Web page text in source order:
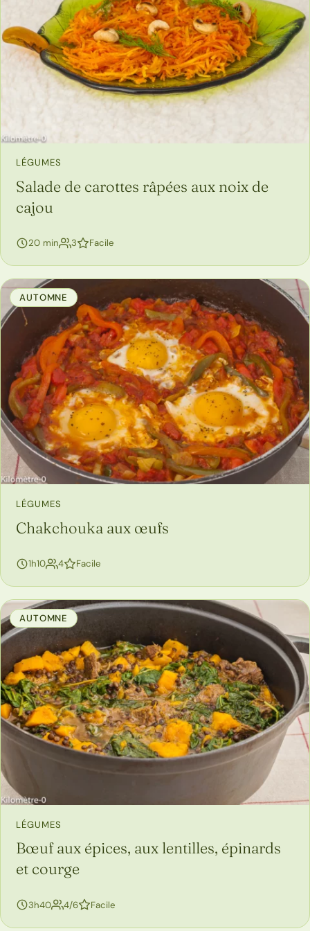
LÉGUMES
Salade de carottes râpées aux noix de
cajou
20 min 3personnes
Facile
AUTOMNE
LÉGUMES
Chakchouka aux œufs
1h10 4personnes
Facile
AUTOMNE
LÉGUMES
Bœuf aux épices, aux lentilles, épinards
et courge
3h40 4/6personnes
Facile